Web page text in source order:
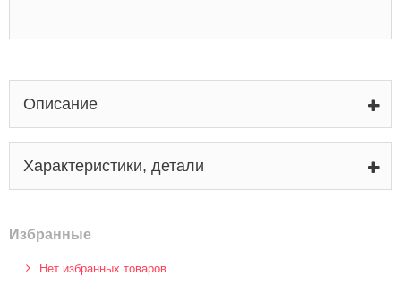
Описание
Характеристики, детали
Избранные
Нет избранных товаров